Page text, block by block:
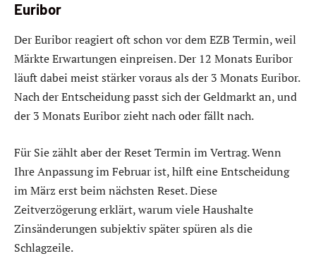
Euribor
Der Euribor reagiert oft schon vor dem EZB Termin, weil
Märkte Erwartungen einpreisen. Der 12 Monats Euribor
läuft dabei meist stärker voraus als der 3 Monats Euribor.
Nach der Entscheidung passt sich der Geldmarkt an, und
der 3 Monats Euribor zieht nach oder fällt nach.
Für Sie zählt aber der Reset Termin im Vertrag. Wenn
Ihre Anpassung im Februar ist, hilft eine Entscheidung
im März erst beim nächsten Reset. Diese
Zeitverzögerung erklärt, warum viele Haushalte
Zinsänderungen subjektiv später spüren als die
Schlagzeile.